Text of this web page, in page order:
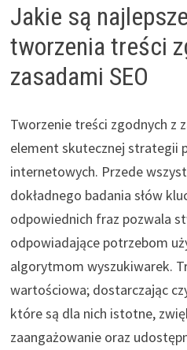
Jakie są
tworzenia treści
zasadami SEO
Tworzenie treści zgodnych z
element skutecznej strategii
internetowych. Przede
dokładnego badania słów
odpowiednich fraz pozwala
odpowiadające potrzebom
algorytmom wyszukiwarek.
wartościowa; dostarczając
które są dla nich istotne,
zaangażowanie oraz